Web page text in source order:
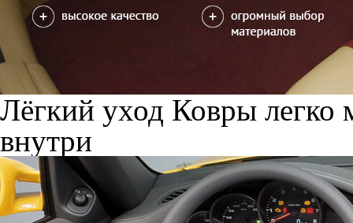
Лёгкий уход Ковры легко
внутри